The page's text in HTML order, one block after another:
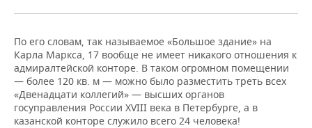
По его словам, так называемое «Большое здание» на
Карла Маркса, 17 вообще не имеет никакого отношения к
адмиралтейской конторе. В таком огромном помещении
— более 120 кв. м — можно было разместить треть всех
«Двенадцати коллегий» — высших органов
госуправления России XVIII века в Петербурге, а в
казанской конторе служило всего 24 человека!